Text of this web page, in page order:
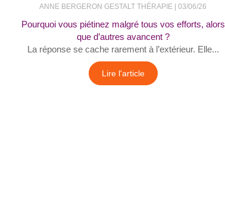
ANNE BERGERON GESTALT THÉRAPIE 03/06/26
Pourquoi vous piétinez malgré tous vos efforts, alors
que d’autres avancent ?
La réponse se cache rarement à l’extérieur. Elle...
Lire l'article